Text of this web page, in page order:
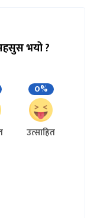
भयो ?
0%
उत्साहित